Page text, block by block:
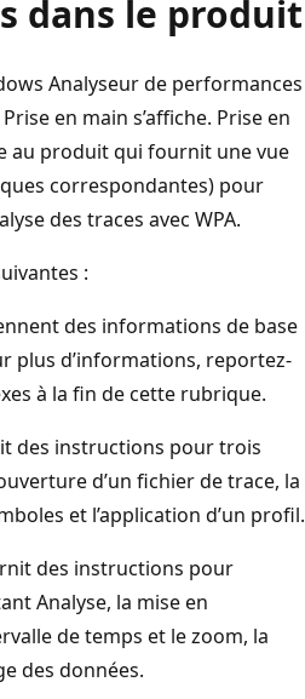
dans le produit
Analyseur de performances
en main s’affiche. Prise en
au produit qui fournit une vue
correspondantes) pour
des traces avec WPA.
:
des informations de base
plus d’informations, reportez-
à la fin de cette rubrique.
des instructions pour trois
d’un fichier de trace, la
et l’application d’un profil.
des instructions pour
Analyse, la mise en
de temps et le zoom, la
des données.